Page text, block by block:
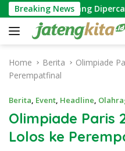
k
Breaking News
yang Dipercaya
Home Berita
Olimpiade
Perempatfinal
Berita, Event, Headline,
Olimpiade Paris
Lolos ke